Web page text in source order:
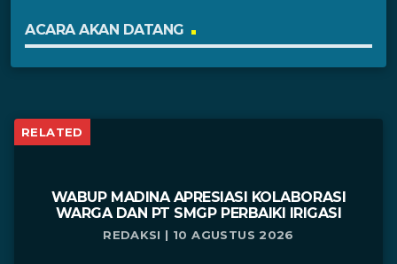
ACARA AKAN DATANG
RELATED
WABUP MADINA APRESIASI KOLABORASI
WARGA DAN PT SMGP PERBAIKI IRIGASI
REDAKSI | 10 AGUSTUS 2026